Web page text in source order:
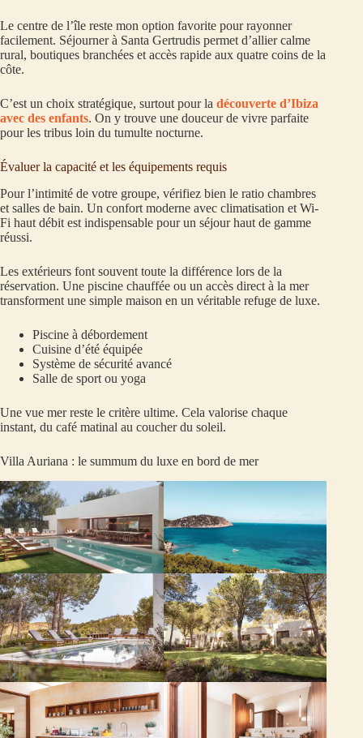
Le centre de l’île reste mon option favorite pour rayonner
facilement. Séjourner à Santa Gertrudis permet d’allier calme
rural, boutiques branchées et accès rapide aux quatre coins de la
côte.
C’est un choix stratégique, surtout pour la découverte d’Ibiza
avec des enfants. On y trouve une douceur de vivre parfaite
pour les tribus loin du tumulte nocturne.
Évaluer la capacité et les équipements requis
Pour l’intimité de votre groupe, vérifiez bien le ratio chambres
et salles de bain. Un confort moderne avec climatisation et Wi-
Fi haut débit est indispensable pour un séjour haut de gamme
réussi.
Les extérieurs font souvent toute la différence lors de la
réservation. Une piscine chauffée ou un accès direct à la mer
transforment une simple maison en un véritable refuge de luxe.
Piscine à débordement
Cuisine d’été équipée
Système de sécurité avancé
Salle de sport ou yoga
Une vue mer reste le critère ultime. Cela valorise chaque
instant, du café matinal au coucher du soleil.
Villa Auriana : le summum du luxe en bord de mer